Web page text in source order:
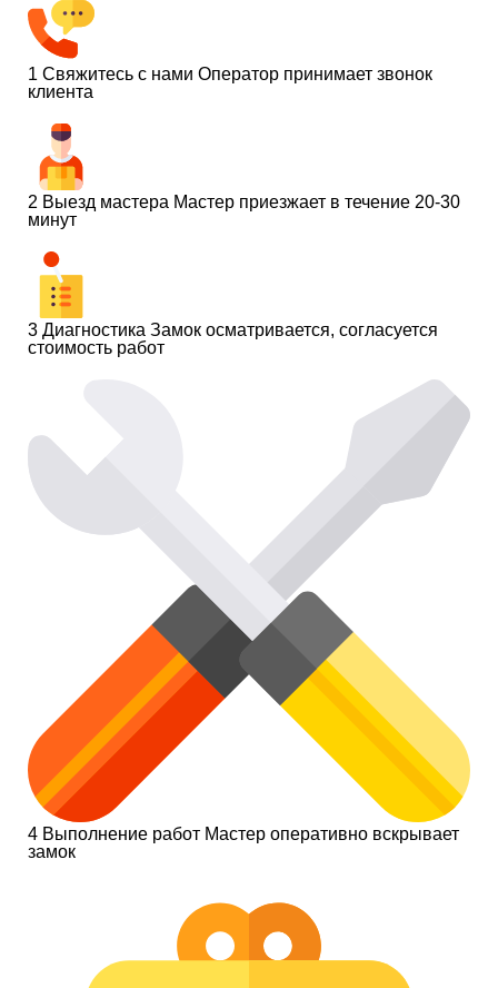
1 Свяжитесь с нами Оператор принимает звонок
клиента
2 Выезд мастера Мастер приезжает в течение 20-30
минут
3 Диагностика Замок осматривается, согласуется
стоимость работ
4 Выполнение работ Мастер оперативно вскрывает
замок